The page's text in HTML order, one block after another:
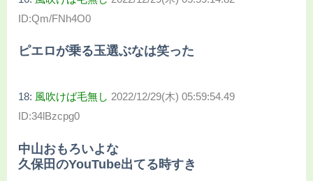
ID:Qm/FNh4O0
ピエロが乗る玉選ぶなは笑った
18: 風吹けば毛無し 2022/12/29(木) 05:59:54.49
ID:34lBzcpg0
中山おもろいよな
久保田のYouTube出てる時すき